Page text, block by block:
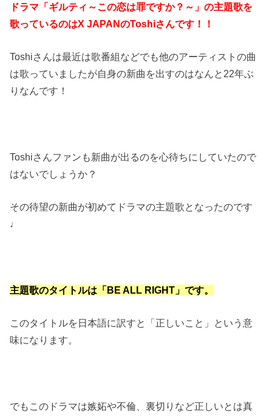
ドラマ「ギルティ～この恋は罪ですか？～」の主題歌を
歌っているのはX JAPANのToshiさんです！！
Toshiさんは最近は歌番組などでも他のアーティストの曲
は歌っていましたが自身の新曲を出すのはなんと22年ぶ
りなんです！
Toshiさんファンも新曲が出るのを心待ちにしていたので
はないでしょうか？
その待望の新曲が初めてドラマの主題歌となったのです
♩
主題歌のタイトルは「BE ALL RIGHT」です。
このタイトルを日本語に訳すと「正しいこと」という意
味になります。
でもこのドラマは嫉妬や不倫、裏切りなど正しいとは真